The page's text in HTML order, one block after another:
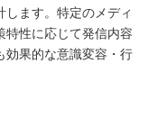
します。特定のメディ
特性に応じて発信内容
効果的な意識変容・行